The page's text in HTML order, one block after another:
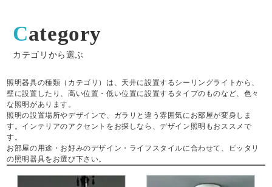
Category
カテゴリから選ぶ
照明器具の種類（カテゴリ）は、天井に設置するシーリングライトから、
壁に設置したり、高い位置・低い位置に設置するタイプのものなど、色々
な照明があります。
照明の設置場所やデザインで、ガラリと違う雰囲気にお部屋が変身しま
す。インテリアのアクセントをお探しなら、デザイン照明もおススメで
す。
お部屋の用途・お好みのデザイン・ライフスタイルに合わせて、ピッタリ
の照明器具をお選び下さい。